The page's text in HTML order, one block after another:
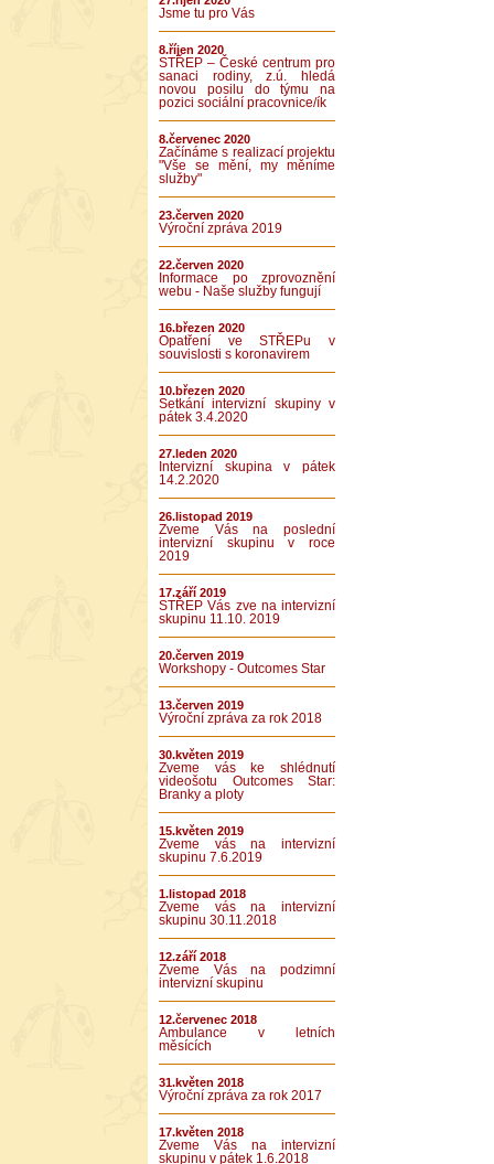
Jsme tu pro Vás
8.říjen 2020
STŘEP – České centrum pro
sanaci rodiny, z.ú. hledá
novou posilu do týmu na
pozici sociální pracovnice/ík
8.červenec 2020
Začínáme s realizací projektu
"Vše se mění, my měníme
služby"
23.červen 2020
Výroční zpráva 2019
22.červen 2020
Informace po zprovoznění
webu - Naše služby fungují
16.březen 2020
Opatření ve STŘEPu v
souvislosti s koronavirem
10.březen 2020
Setkání intervizní skupiny v
pátek 3.4.2020
27.leden 2020
Intervizní skupina v pátek
14.2.2020
26.listopad 2019
Zveme Vás na poslední
intervizní skupinu v roce
2019
17.září 2019
STŘEP Vás zve na intervizní
skupinu 11.10. 2019
20.červen 2019
Workshopy - Outcomes Star
13.červen 2019
Výroční zpráva za rok 2018
30.květen 2019
Zveme vás ke shlédnutí
videošotu Outcomes Star:
Branky a ploty
15.květen 2019
Zveme vás na intervizní
skupinu 7.6.2019
1.listopad 2018
Zveme vás na intervizní
skupinu 30.11.2018
12.září 2018
Zveme Vás na podzimní
intervizní skupinu
12.červenec 2018
Ambulance v letních
měsících
31.květen 2018
Výroční zpráva za rok 2017
17.květen 2018
Zveme Vás na intervizní
skupinu v pátek 1.6.2018